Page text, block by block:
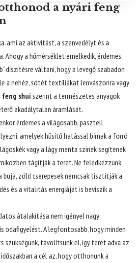
a nyári feng
ami az aktivitást, a szenvedélyt és a
a hőmérséklet emelkedik, érdemes
díszítésre váltani, hogy a levegő szabadon
a nehéz, sötét textíliákat lenvászonra vagy
feng shui szerint a természetes anyagok
akadálytalan áramlását.
érdemes a világosabb, pasztell
amelyek hűsítő hatással bírnak a forró
vagy a lágy menta színek segítenek
tágítják a teret. Ne feledkezzünk
buja, zöld cserepesek nemcsak tisztítják a
és a vitalitás energiáját is beviszik a
átalakítása nem igényel nagy
odafigyelést. A legfontosabb, hogy minden
szükségünk, távolítsunk el, így teret adva az
a cél az, hogy otthonunk a